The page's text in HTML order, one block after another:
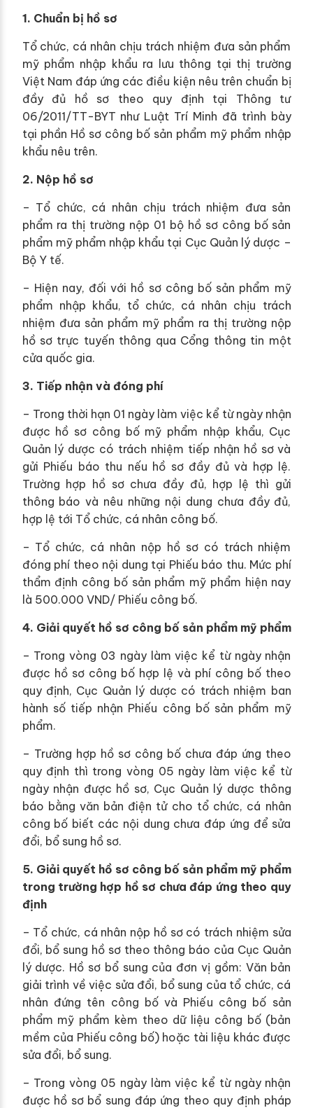
1. Chuẩn bị hồ sơ
Tổ chức, cá nhân chịu trách nhiệm đưa sản phẩm
mỹ phẩm nhập khẩu ra lưu thông tại thị trường
Việt Nam đáp ứng các điều kiện nêu trên chuẩn bị
đầy đủ hồ sơ theo quy định tại Thông tư
06/2011/TT-BYT như Luật Trí Minh đã trình bày
tại phần Hồ sơ công bố sản phẩm mỹ phẩm nhập
khẩu nêu trên.
2. Nộp hồ sơ
– Tổ chức, cá nhân chịu trách nhiệm đưa sản
phẩm ra thị trường nộp 01 bộ hồ sơ công bố sản
phẩm mỹ phẩm nhập khẩu tại Cục Quản lý dược –
Bộ Y tế.
– Hiện nay, đối với hồ sơ công bố sản phẩm mỹ
phẩm nhập khẩu, tổ chức, cá nhân chịu trách
nhiệm đưa sản phẩm mỹ phẩm ra thị trường nộp
hồ sơ trực tuyến thông qua Cổng thông tin một
cửa quốc gia.
3. Tiếp nhận và đóng phí
– Trong thời hạn 01 ngày làm việc kể từ ngày nhận
được hồ sơ công bố mỹ phẩm nhập khẩu, Cục
Quản lý dược có trách nhiệm tiếp nhận hồ sơ và
gửi Phiếu báo thu nếu hồ sơ đầy đủ và hợp lệ.
Trường hợp hồ sơ chưa đầy đủ, hợp lệ thì gửi
thông báo và nêu những nội dung chưa đầy đủ,
hợp lệ tới Tổ chức, cá nhân công bố.
– Tổ chức, cá nhân nộp hồ sơ có trách nhiệm
đóng phí theo nội dung tại Phiếu báo thu. Mức phí
thẩm định công bố sản phẩm mỹ phẩm hiện nay
là 500.000 VND/ Phiếu công bố.
4. Giải quyết hồ sơ công bố sản phẩm mỹ phẩm
– Trong vòng 03 ngày làm việc kể từ ngày nhận
được hồ sơ công bố hợp lệ và phí công bố theo
quy định, Cục Quản lý dược có trách nhiệm ban
hành số tiếp nhận Phiếu công bố sản phẩm mỹ
phẩm.
– Trường hợp hồ sơ công bố chưa đáp ứng theo
quy định thì trong vòng 05 ngày làm việc kể từ
ngày nhận được hồ sơ, Cục Quản lý dược thông
báo bằng văn bản điện tử cho tổ chức, cá nhân
công bố biết các nội dung chưa đáp ứng để sửa
đổi, bổ sung hồ sơ.
5. Giải quyết hồ sơ công bố sản phẩm mỹ phẩm
trong trường hợp hồ sơ chưa đáp ứng theo quy
định
– Tổ chức, cá nhân nộp hồ sơ có trách nhiệm sửa
đổi, bổ sung hồ sơ theo thông báo của Cục Quản
lý dược. Hồ sơ bổ sung của đơn vị gồm: Văn bản
giải trình về việc sửa đổi, bổ sung của tổ chức, cá
nhân đứng tên công bố và Phiếu công bố sản
phẩm mỹ phẩm kèm theo dữ liệu công bố (bản
mềm của Phiếu công bố) hoặc tài liệu khác được
sửa đổi, bổ sung.
– Trong vòng 05 ngày làm việc kể từ ngày nhận
được hồ sơ bổ sung đáp ứng theo quy định pháp